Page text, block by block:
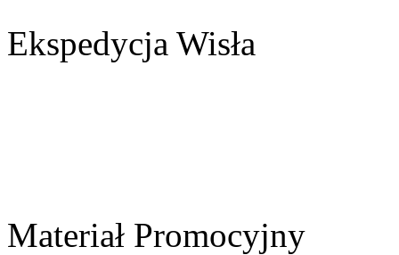
Ekspedycja Wisła
Materiał Promocyjny